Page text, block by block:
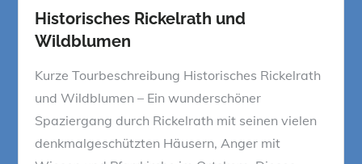
Historisches Rickelrath und
Wildblumen
Kurze Tourbeschreibung Historisches Rickelrath
und Wildblumen – Ein wunderschöner
Spaziergang durch Rickelrath mit seinen vielen
denkmalgeschützten Häusern, Anger mit